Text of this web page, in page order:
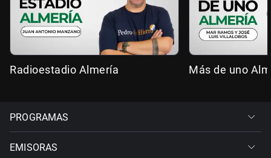
Radioestadio Almería Más de uno
PROGRAMAS
EMISORAS